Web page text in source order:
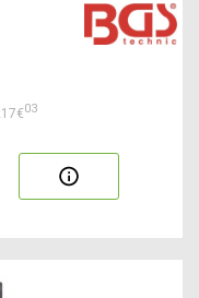
03